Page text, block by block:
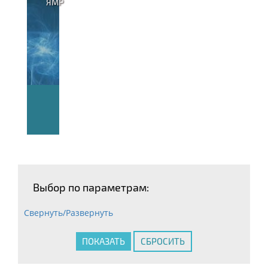
Выбор по параметрам:
Свернуть/Развернуть